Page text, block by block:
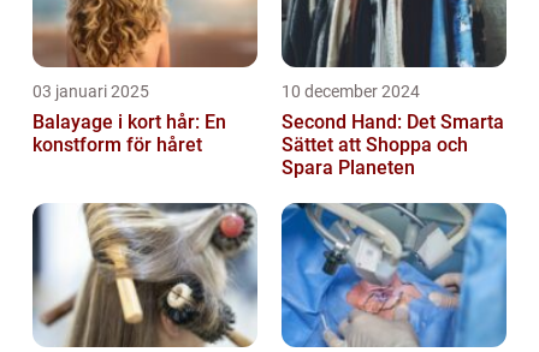
03 januari 2025
Balayage i kort hår: En
konstform för håret
10 december 2024
Second Hand: Det Smarta
Sättet att Shoppa och
Spara Planeten